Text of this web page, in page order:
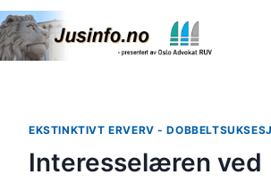
Skip
to
content
EKSTINKTIVT ERVERV -
Interesselæren ved